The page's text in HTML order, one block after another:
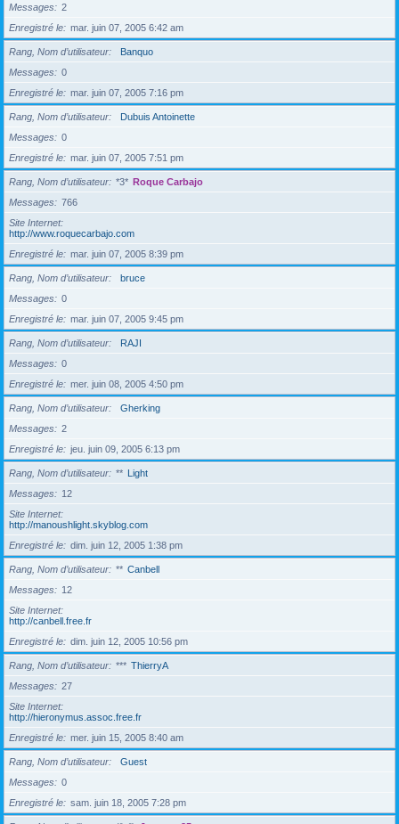
Messages
2
Enregistré le
mar. juin 07, 2005 6:42 am
Rang, Nom d’utilisateur
Banquo
Messages
0
Enregistré le
mar. juin 07, 2005 7:16 pm
Rang, Nom d’utilisateur
Dubuis Antoinette
Messages
0
Enregistré le
mar. juin 07, 2005 7:51 pm
Rang, Nom d’utilisateur *3* Roque Carbajo
Messages
766
Site Internet
http://www.roquecarbajo.com
Enregistré le
mar. juin 07, 2005 8:39 pm
Rang, Nom d’utilisateur
bruce
Messages
0
Enregistré le
mar. juin 07, 2005 9:45 pm
Rang, Nom d’utilisateur
RAJI
Messages
0
Enregistré le
mer. juin 08, 2005 4:50 pm
Rang, Nom d’utilisateur
Gherking
Messages
2
Enregistré le
jeu. juin 09, 2005 6:13 pm
Rang, Nom d’utilisateur ** Light
Messages
12
Site Internet
http://manoushlight.skyblog.com
Enregistré le
dim. juin 12, 2005 1:38 pm
Rang, Nom d’utilisateur ** Canbell
Messages
12
Site Internet
http://canbell.free.fr
Enregistré le
dim. juin 12, 2005 10:56 pm
Rang, Nom d’utilisateur *** ThierryA
Messages
27
Site Internet
http://hieronymus.assoc.free.fr
Enregistré le
mer. juin 15, 2005 8:40 am
Rang, Nom d’utilisateur
Guest
Messages
0
Enregistré le
sam. juin 18, 2005 7:28 pm